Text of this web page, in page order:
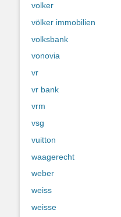
volker
völker immobilien
volksbank
vonovia
vr
vr bank
vrm
vsg
vuitton
waagerecht
weber
weiss
weisse